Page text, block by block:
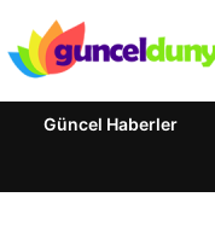
Güncel Haberler